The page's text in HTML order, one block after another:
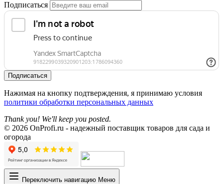
Подписаться
Подписаться
Нажимая на кнопку подтверждения, я принимаю условия
политики обработки персональных данных
Thank you! We'll keep you posted.
© 2026 OnProfi.ru - надежный поставщик товаров для сада и
огорода
Переключить навигацию Меню